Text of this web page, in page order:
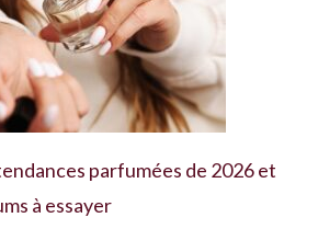
parfumées de 2026 et
à essayer